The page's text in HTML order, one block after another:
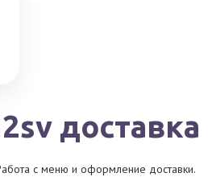
доставка
с меню и оформление доставки.